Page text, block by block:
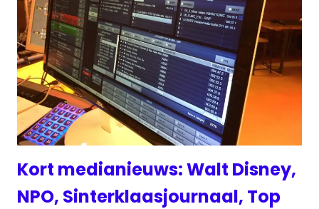
Kort medianieuws: Walt Disney,
NPO, Sinterklaasjournaal, Top